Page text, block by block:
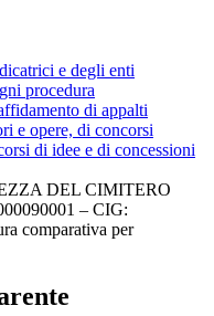
e degli enti
procedura
di appalti
e opere, di concorsi
di idee e di concessioni
DEL CIMITERO
– CIG:
comparativa per